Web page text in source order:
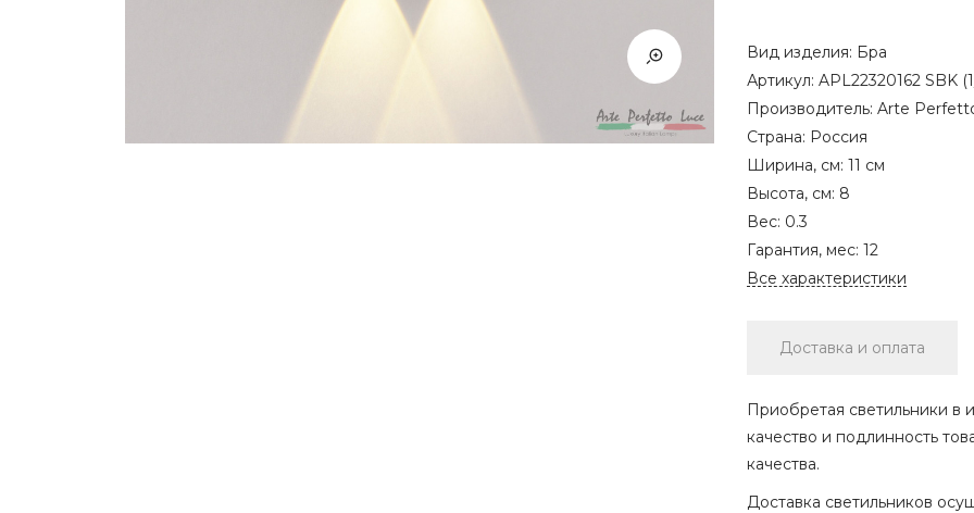
Вид изделия: Бра
Артикул: APL22320162 SBK
Производитель: Arte
Страна: Россия
Ширина, см: 11 см
Высота, см: 8
Вес: 0.3
Гарантия, мес: 12
Все характеристики
Доставка и оплата
Приобретая светильники в
качество и подлинность
качества.
Доставка светильников